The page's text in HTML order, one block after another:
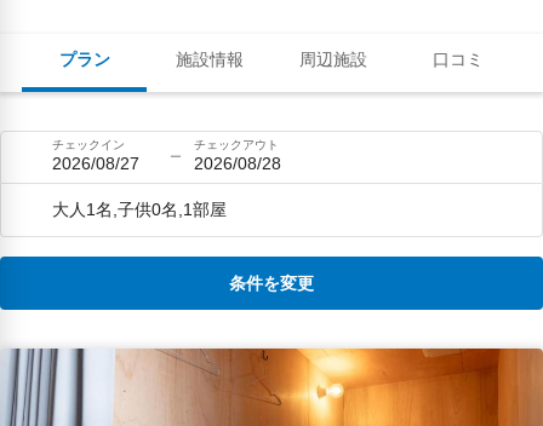
プラン 施設情報 周辺施設 口コミ
チェックイン
2026/08/27
チェックアウト
2026/08/28
大人1名,子供0名,1部屋
条件を変更